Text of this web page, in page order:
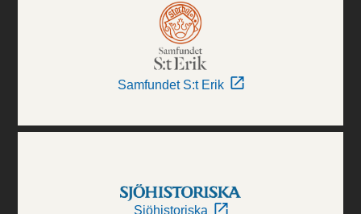
Samfundet S:t Erik
Sjöhistoriska